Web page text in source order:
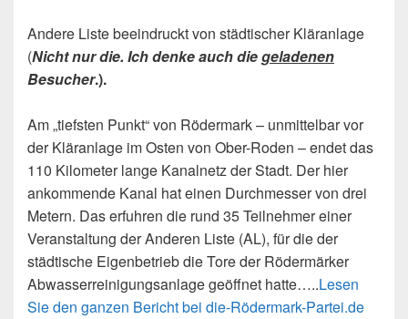
Andere Liste beeindruckt von städtischer Kläranlage
(Nicht nur die. Ich denke auch diegeladenen
Besucher.).
Am „tiefsten Punkt“ von Rödermark – unmittelbar vor
der Kläranlage im Osten von Ober-Roden – endet das
110 Kilometer lange Kanalnetz der Stadt. Der hier
ankommende Kanal hat einen Durchmesser von drei
Metern. Das erfuhren die rund 35 Teilnehmer einer
Veranstaltung der Anderen Liste (AL), für die der
städtische Eigenbetrieb die Tore der Rödermärker
Abwasserreinigungsanlage geöffnet hatte…..Lesen
Sie den ganzen Bericht bei die-Rödermark-Partei.de